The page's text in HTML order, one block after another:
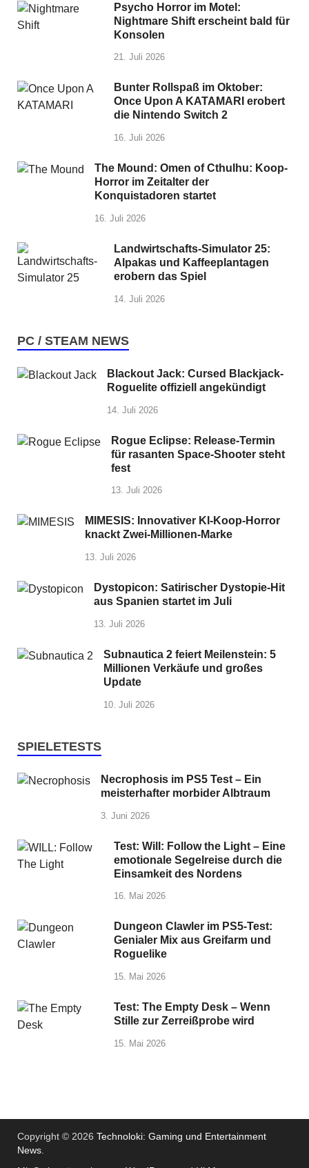
Psycho Horror im Motel:
Nightmare Shift erscheint bald für
Konsolen
21. Juli 2026
Bunter Rollspaß im Oktober:
Once Upon A KATAMARI erobert
die Nintendo Switch 2
16. Juli 2026
The Mound: Omen of Cthulhu: Koop-
Horror im Zeitalter der
Konquistadoren startet
16. Juli 2026
Landwirtschafts-Simulator 25:
Alpakas und Kaffeeplantagen
erobern das Spiel
14. Juli 2026
PC / STEAM NEWS
Blackout Jack: Cursed Blackjack-
Roguelite offiziell angekündigt
14. Juli 2026
Rogue Eclipse: Release-Termin
für rasanten Space-Shooter steht
fest
13. Juli 2026
MIMESIS: Innovativer KI-Koop-Horror
knackt Zwei-Millionen-Marke
13. Juli 2026
Dystopicon: Satirischer Dystopie-Hit
aus Spanien startet im Juli
13. Juli 2026
Subnautica 2 feiert Meilenstein: 5
Millionen Verkäufe und großes
Update
10. Juli 2026
SPIELETESTS
Necrophosis im PS5 Test – Ein
meisterhafter morbider Albtraum
3. Juni 2026
Test: Will: Follow the Light – Eine
emotionale Segelreise durch die
Einsamkeit des Nordens
16. Mai 2026
Dungeon Clawler im PS5-Test:
Genialer Mix aus Greifarm und
Roguelike
15. Mai 2026
Test: The Empty Desk – Wenn
Stille zur Zerreißprobe wird
15. Mai 2026
Copyright © 2026 Technoloki: Gaming und Entertainment
News